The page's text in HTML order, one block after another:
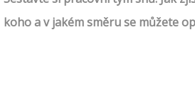
koho a v jakém směru se můžete